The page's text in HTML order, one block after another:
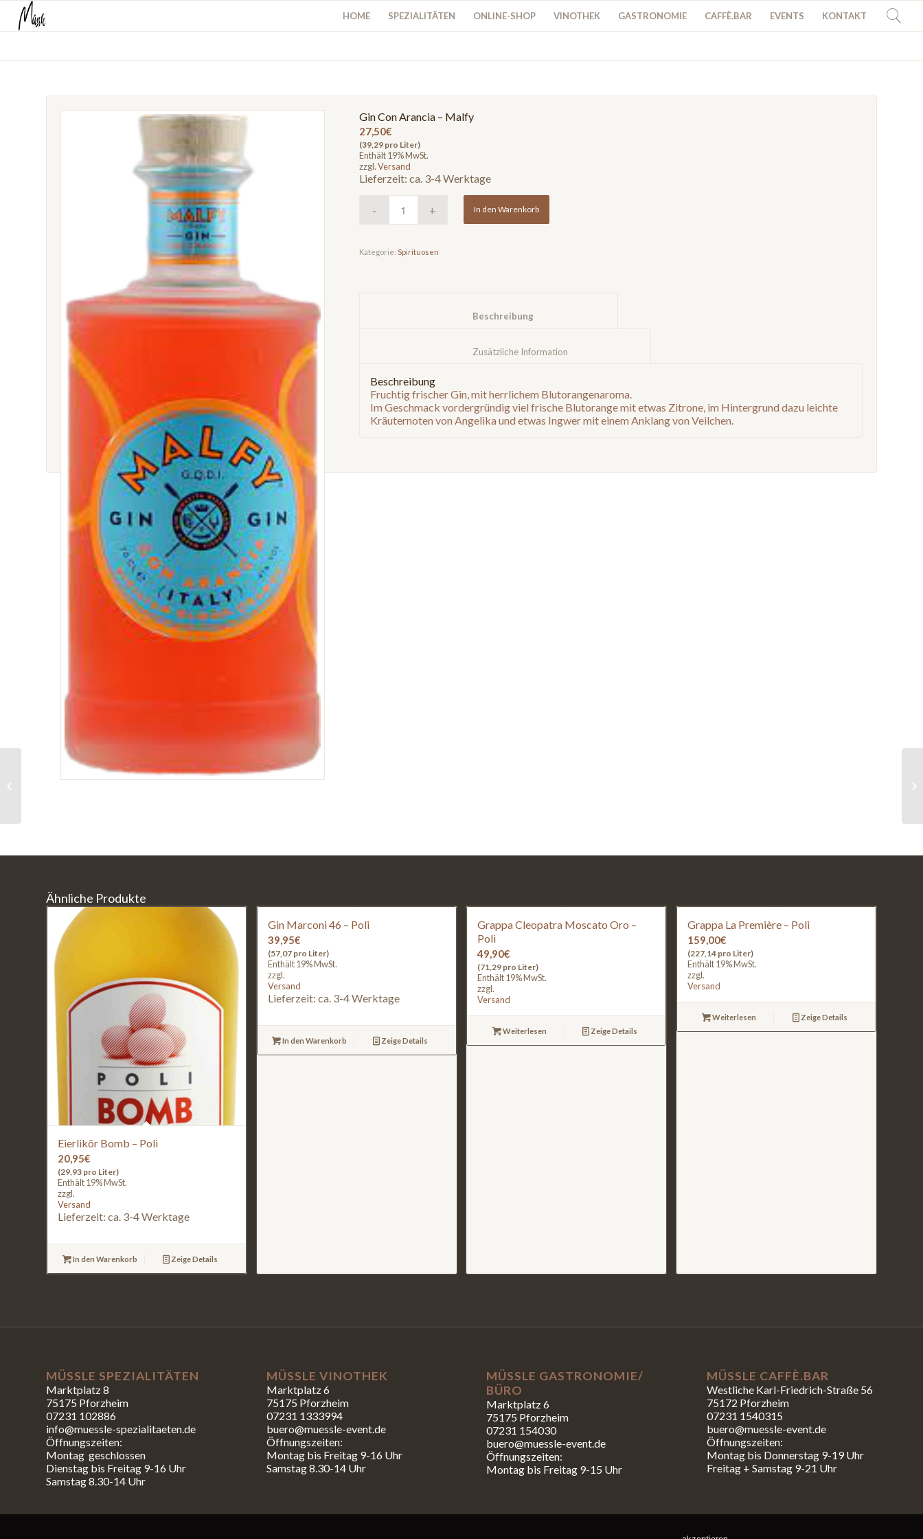
HOME SPEZIALITÄTEN ONLINE-SHOP VINOTHEK GASTRONOMIE CAFFÈ.BAR EVENTS KONTAKT
Gin Con Arancia – Malfy
27,50€
(39,29 pro Liter)
Enthält 19% MwSt.
zzgl.Versand
Lieferzeit: ca. 3-4 Werktage
In den Warenkorb
Kategorie: Spirituosen
Beschreibung
Fruchtig frischer Gin, mit herrlichem Blutorangenaroma.
Im Geschmack vordergründig viel frische Blutorange mit etwas Zitrone, im Hintergrund dazu leichte
Kräuternoten von Angelika und etwas Ingwer mit einem Anklang von Veilchen.
Ähnliche Produkte
Eierlikör Bomb – Poli
20,95€
(29,93 pro Liter)
Enthält 19% MwSt.
zzgl.
Versand
Lieferzeit: ca. 3-4 Werktage
In den Warenkorb Zeige Details
Gin Marconi 46 – Poli
39,95€
(57,07 pro Liter)
Enthält 19% MwSt.
zzgl.
Versand
Lieferzeit: ca. 3-4 Werktage
In den Warenkorb Zeige Details
Grappa Cleopatra Moscato Oro –
Poli
49,90€
(71,29 pro Liter)
Enthält 19% MwSt.
zzgl.
Versand
Weiterlesen Zeige Details
Grappa La Première – Poli
159,00€
(227,14 pro Liter)
Enthält 19% MwSt.
zzgl.
Versand
Weiterlesen Zeige Details
MÜSSLE SPEZIALITÄTEN
Marktplatz 8
75175 Pforzheim
07231 102886
info@muessle-spezialitaeten.de
Öffnungszeiten:
Montag geschlossen
Dienstag bis Freitag 9-16 Uhr
Samstag 8.30-14 Uhr
MÜSSLE VINOTHEK
Marktplatz 6
75175 Pforzheim
07231 1333994
buero@muessle-event.de
Öffnungszeiten:
Montag bis Freitag 9-16 Uhr
Samstag 8.30-14 Uhr
MÜSSLE GASTRONOMIE/
BÜRO
Marktplatz 6
75175 Pforzheim
07231 154030
buero@muessle-event.de
Öffnungszeiten:
Montag bis Freitag 9-15 Uhr
MÜSSLE CAFFÈ.BAR
Westliche Karl-Friedrich-Straße 56
75172 Pforzheim
07231 1540315
buero@muessle-event.de
Öffnungszeiten:
Montag bis Donnerstag 9-19 Uhr
Freitag + Samstag 9-21 Uhr